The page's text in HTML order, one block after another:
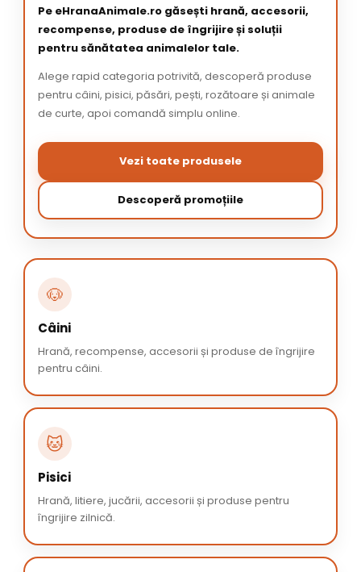
Pe eHranaAnimale.ro găsești hrană, accesorii,
recompense, produse de îngrijire și soluții
pentru sănătatea animalelor tale.
Alege rapid categoria potrivită, descoperă produse
pentru câini, pisici, păsări, pești, rozătoare și animale
de curte, apoi comandă simplu online.
Vezi toate produsele
Descoperă promoțiile
🐶
Câini
Hrană, recompense, accesorii și produse de îngrijire
pentru câini.
🐱
Pisici
Hrană, litiere, jucării, accesorii și produse pentru
îngrijire zilnică.